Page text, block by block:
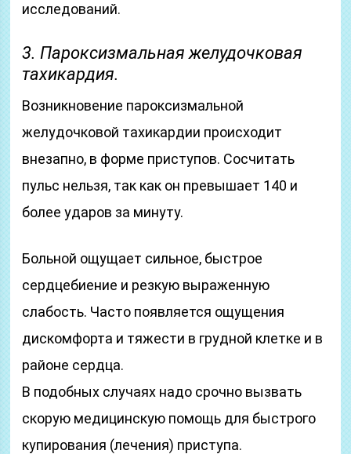
исследований.
3. Пароксизмальная желудочковая
тахикардия.
Возникновение пароксизмальной
желудочковой тахикардии происходит
внезапно, в форме приступов. Сосчитать
пульс нельзя, так как он превышает 140 и
более ударов за минуту.
Больной ощущает сильное, быстрое
сердцебиение и резкую выраженную
слабость. Часто появляется ощущения
дискомфорта и тяжести в грудной клетке и в
районе сердца.
В подобных случаях надо срочно вызвать
скорую медицинскую помощь для быстрого
купирования (лечения) приступа.